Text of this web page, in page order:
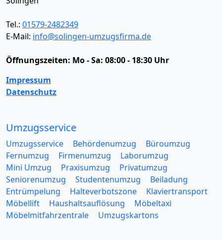
Tel.: 01579-2482349
E-Mail: info@solingen-umzugsfirma.de
Öffnungszeiten: Mo - Sa: 08:00 - 18:30 Uhr
Impressum
Datenschutz
Umzugsservice
Umzugsservice Behördenumzug
Büroumzug
Fernumzug
Firmenumzug
Laborumzug
Mini Umzug
Praxisumzug
Privatumzug
Seniorenumzug
Studentenumzug
Beiladung
Entrümpelung
Halteverbotszone
Klaviertransport
Möbellift
Haushaltsauflösung
Möbeltaxi
Möbelmitfahrzentrale
Umzugskartons